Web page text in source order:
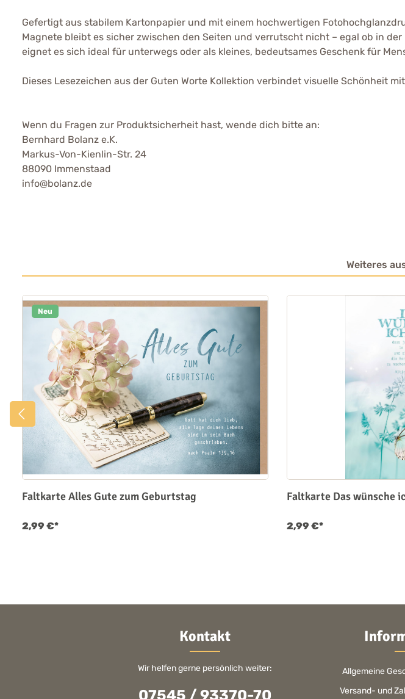
Gefertigt aus stabilem Kartonpapier und mit einem hochwertigen
Magnete bleibt es sicher zwischen den Seiten und verrutscht nicht – egal ob in
eignet es sich ideal für unterwegs oder als kleines, bedeutsames Geschenk für
Dieses Lesezeichen aus der Guten Worte Kollektion verbindet visuelle Schönheit
Wenn du Fragen zur Produktsicherheit hast, wende dich bitte an:
Bernhard Bolanz e.K.
Markus-Von-Kienlin-Str. 24
88090 Immenstaad
info@bolanz.de
Weiteres
Neu
Faltkarte Alles Gute zum Geburtstag
2,99 €*
Faltkarte Das wünsche
2,99 €*
Kontakt
Wir helfen gerne persönlich weiter:
07545 / 93370-70
Allgemeine
Versand- und